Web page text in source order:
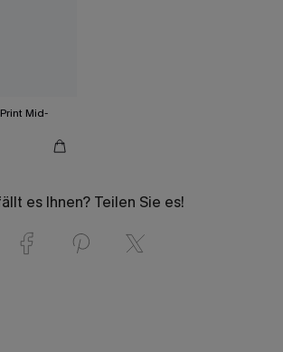
Mid-
es Ihnen? Teilen Sie es!